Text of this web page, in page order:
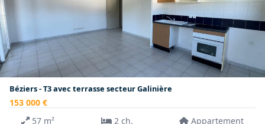
Béziers - T3 avec terrasse secteur Galinière
153 000 €
57 m²
2 ch. Appartement